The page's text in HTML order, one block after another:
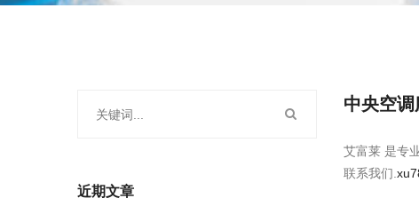
中央空调
艾富莱 是专
联系我们.
近期文章